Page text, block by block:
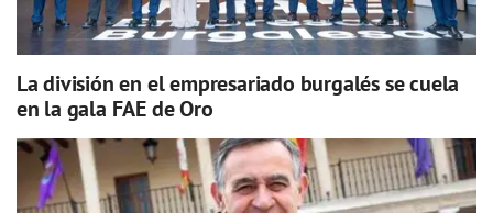
La división en el empresariado burgalés se cuela
en la gala FAE de Oro